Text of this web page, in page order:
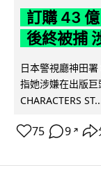
訂購 43
後終被捕
日本警視廳神田
指她涉嫌在出版
CHARACTERS
75 9 ↗